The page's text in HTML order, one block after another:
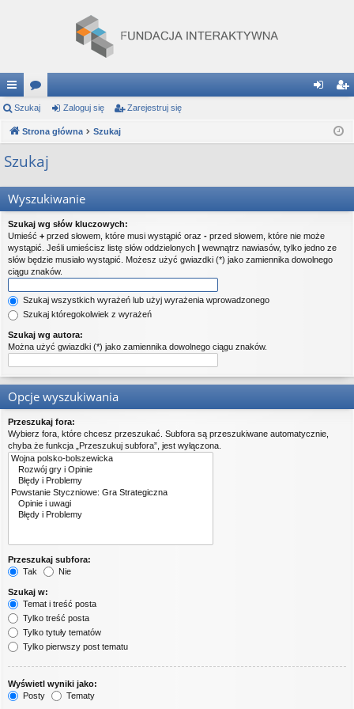
ię
ce
j
or
a ej
Szukaj Zaloguj się Zarejestruj się
Strona główna Szukaj
Szukaj
Wyszukiwanie
Szukaj wg słów kluczowych:
Umieść + przed słowem, które musi wystąpić oraz - przed słowem, które nie może
wystąpić. Jeśli umieścisz listę słów oddzielonych | wewnątrz nawiasów, tylko jedno ze
słów będzie musiało wystąpić. Możesz użyć gwiazdki (*) jako zamiennika dowolnego
ciągu znaków.
Szukaj wszystkich wyrażeń lub użyj wyrażenia wprowadzonego
Szukaj któregokolwiek z wyrażeń
Szukaj wg autora:
Można użyć gwiazdki (*) jako zamiennika dowolnego ciągu znaków.
Opcje wyszukiwania
Przeszukaj fora:
Wybierz fora, które chcesz przeszukać. Subfora są przeszukiwane automatycznie,
chyba że funkcja „Przeszukuj subfora”, jest wyłączona.
Przeszukaj subfora:
Tak
Nie
Szukaj w:
Temat i treść posta
Tylko treść posta
Tylko tytuły tematów
Tylko pierwszy post tematu
Wyświetl wyniki jako:
Posty
Tematy